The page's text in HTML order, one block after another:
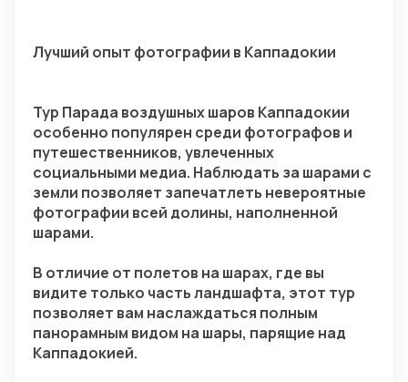
Лучший опыт фотографии в Каппадокии
Тур Парада воздушных шаров Каппадокии
особенно популярен среди фотографов и
путешественников, увлеченных
социальными медиа. Наблюдать за шарами с
земли позволяет запечатлеть невероятные
фотографии всей долины, наполненной
шарами.
В отличие от полетов на шарах, где вы
видите только часть ландшафта, этот тур
позволяет вам наслаждаться полным
панорамным видом на шары, парящие над
Каппадокией.